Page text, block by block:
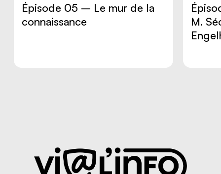
Épisode 05 – Le mur de la
connaissance
M.